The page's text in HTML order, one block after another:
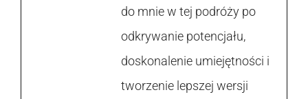
do mnie w tej podróży po
odkrywanie potencjału,
doskonalenie umiejętności i
tworzenie lepszej wersji